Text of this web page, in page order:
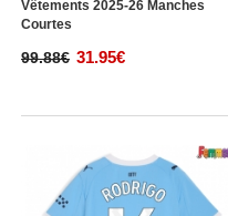
Vêtements 2025-26 Manches
Courtes
99.88€ 31.95€